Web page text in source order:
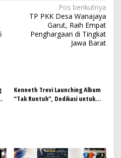
Pos berikutnya
TP PKK Desa Wanajaya
Garut, Raih Empat
Penghargaan di Tingkat
Jawa Barat
Kenneth Trevi Launching Album
“Tak Runtuh”, Dedikasi untuk